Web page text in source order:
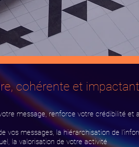
cohérente et
message, renforce votre crédibilité et
vos messages, la hiérarchisation de
la valorisation de votre activité